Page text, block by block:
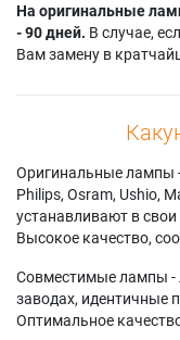
На оригинальные
- 90 дней. В случае,
Вам замену в
Оригинальные лампы
Philips, Osram, Ushio,
устанавливают в
Высокое качество,
Совместимые лампы -
заводах, идентичные
Оптимальное